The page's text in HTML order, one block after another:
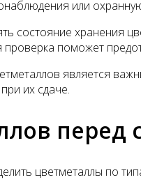
или
состояние хранения
поможет
является
их сдаче.
перед
цветметаллы по